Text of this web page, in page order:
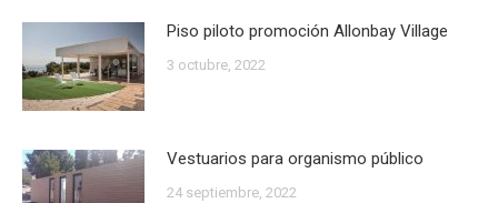
Piso piloto promoción Allonbay Village
3 octubre, 2022
Vestuarios para organismo público
24 septiembre, 2022